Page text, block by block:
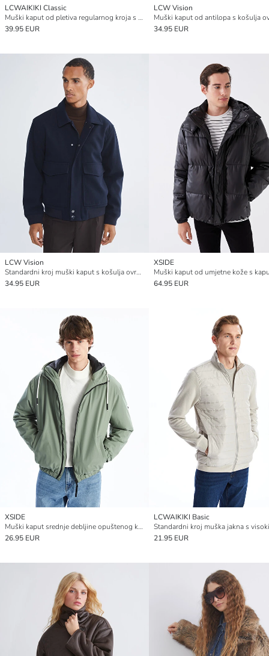
LCWAIKIKI Classic
Muški kaput od pletiva regularnog kroja s college ovratnikom
39.95 EUR
LCW Vision
34.95 EUR
LCW Vision
Standardni kroj muški kaput s košulja ovratnikom od vune
34.95 EUR
XSIDE
64.95 EUR
XSIDE
Muški kaput srednje debljine opuštenog kroja s kapuljačom
26.95 EUR
LCWAIKIKI Basic
21.95 EUR